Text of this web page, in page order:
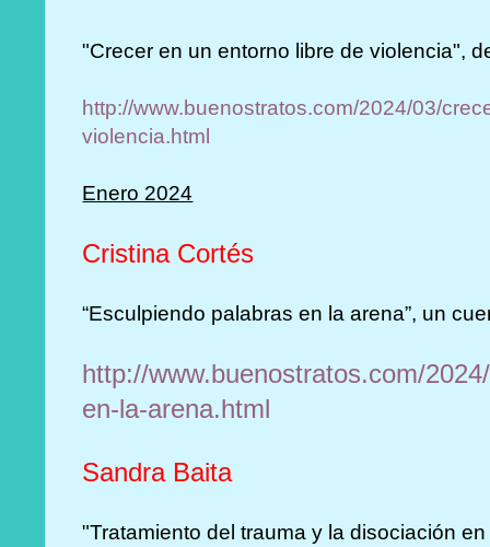
"Crecer en un entorno libre de violencia",
http://www.buenostratos.com/2024/03/
violencia.html
Enero 2024
Cristina Cortés
“Esculpiendo palabras en la arena”, un
http://www.buenostratos.com/
en-la-arena.html
Sandra Baita
"Tratamiento del trauma y la disociación